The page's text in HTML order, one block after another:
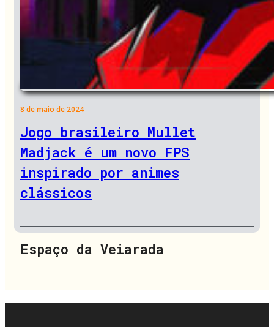
8 de maio de 2024
Jogo brasileiro Mullet
Madjack é um novo FPS
inspirado por animes
clássicos
Espaço da Veiarada